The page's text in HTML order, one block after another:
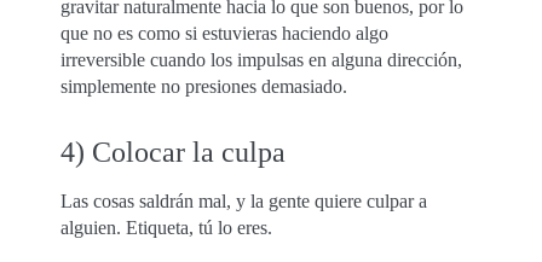
gravitar naturalmente hacia lo que son buenos, por lo
que no es como si estuvieras haciendo algo
irreversible cuando los impulsas en alguna dirección,
simplemente no presiones demasiado.
4) Colocar la culpa
Las cosas saldrán mal, y la gente quiere culpar a
alguien. Etiqueta, tú lo eres.